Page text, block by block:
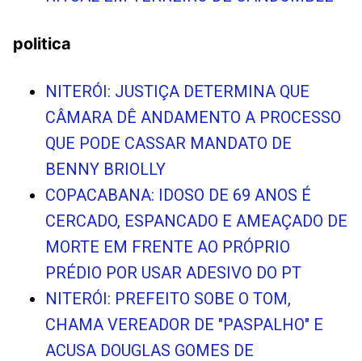
politica
NITERÓI: JUSTIÇA DETERMINA QUE
CÂMARA DÊ ANDAMENTO A PROCESSO
QUE PODE CASSAR MANDATO DE
BENNY BRIOLLY
COPACABANA: IDOSO DE 69 ANOS É
CERCADO, ESPANCADO E AMEAÇADO DE
MORTE EM FRENTE AO PRÓPRIO
PRÉDIO POR USAR ADESIVO DO PT
NITERÓI: PREFEITO SOBE O TOM,
CHAMA VEREADOR DE "PASPALHO" E
ACUSA DOUGLAS GOMES DE